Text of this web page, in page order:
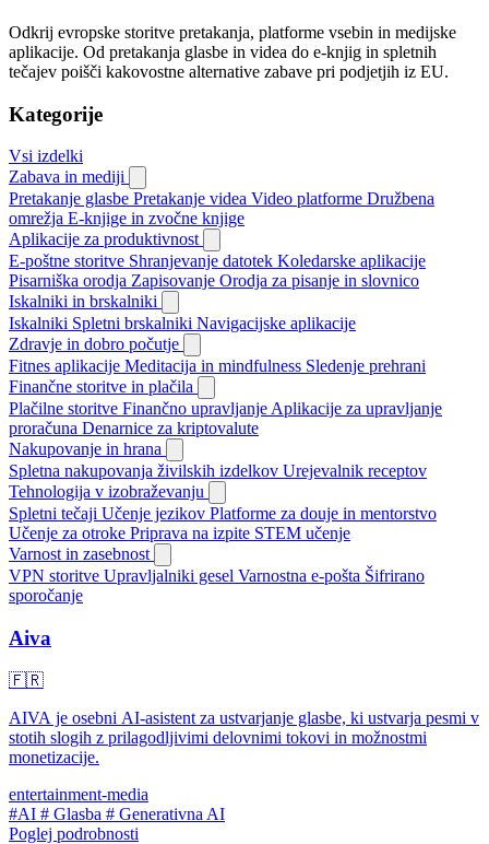
Odkrij evropske storitve pretakanja, platforme vsebin in medijske
aplikacije. Od pretakanja glasbe in videa do e-knjig in spletnih
tečajev poišči kakovostne alternative zabave pri podjetjih iz EU.
Kategorije
Vsi izdelki
Zabava in mediji
Pretakanje glasbe Pretakanje videa Video platforme Družbena
omrežja E-knjige in zvočne knjige
Aplikacije za produktivnost
E-poštne storitve Shranjevanje datotek Koledarske aplikacije
Pisarniška orodja Zapisovanje Orodja za pisanje in slovnico
Iskalniki in brskalniki
Iskalniki Spletni brskalniki Navigacijske aplikacije
Zdravje in dobro počutje
Fitnes aplikacije Meditacija in mindfulness Sledenje prehrani
Finančne storitve in plačila
Plačilne storitve Finančno upravljanje Aplikacije za upravljanje
proračuna Denarnice za kriptovalute
Nakupovanje in hrana
Spletna nakupovanja živilskih izdelkov Urejevalnik receptov
Tehnologija v izobraževanju
Spletni tečaji Učenje jezikov Platforme za douje in mentorstvo
Učenje za otroke Priprava na izpite STEM učenje
Varnost in zasebnost
VPN storitve Upravljalniki gesel Varnostna e-pošta Šifrirano
sporočanje
Aiva
🇫🇷
AIVA je osebni AI-asistent za ustvarjanje glasbe, ki ustvarja pesmi v
stotih slogih z prilagodljivimi delovnimi tokovi in možnostmi
monetizacije.
entertainment-media
#AI # Glasba # Generativna AI
Poglej podrobnosti